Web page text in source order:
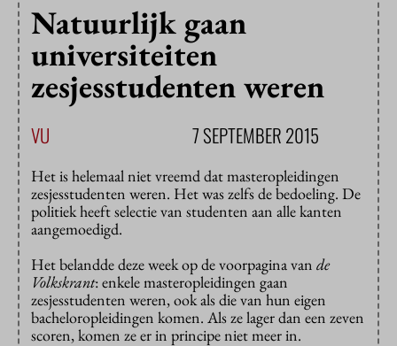
Natuurlijk gaan
universiteiten
zesjesstudenten weren
VU 7 SEPTEMBER 2015
Het is helemaal niet vreemd dat masteropleidingen
zesjesstudenten weren. Het was zelfs de bedoeling. De
politiek heeft selectie van studenten aan alle kanten
aangemoedigd.
Het belandde deze week op de voorpagina van de
Volkskrant: enkele masteropleidingen gaan
zesjesstudenten weren, ook als die van hun eigen
bacheloropleidingen komen. Als ze lager dan een zeven
scoren, komen ze er in principe niet meer in.